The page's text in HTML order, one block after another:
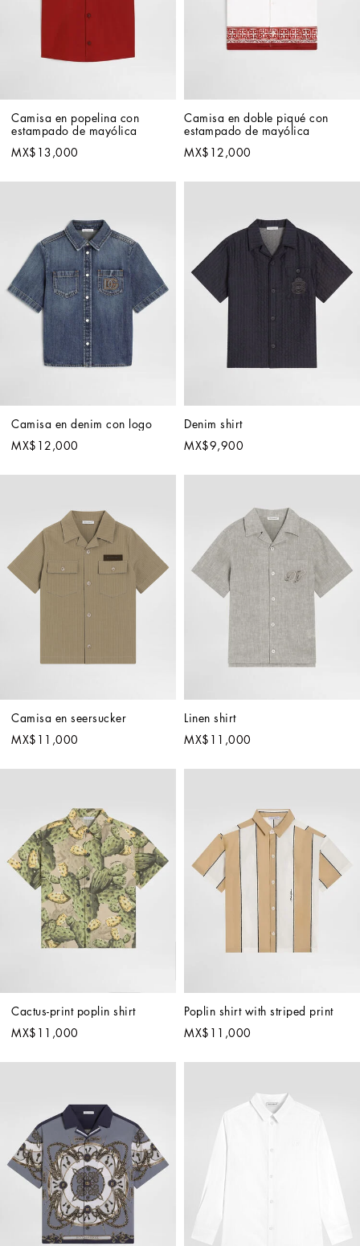
Camisa en popelina con
estampado de mayólica
MX$13,000
Camisa en doble piqué con
estampado de mayólica
MX$12,000
Camisa en denim con logo
MX$12,000
Denim shirt
MX$9,900
Camisa en seersucker
MX$11,000
Linen shirt
MX$11,000
Cactus-print poplin shirt
MX$11,000
Poplin shirt with striped print
MX$11,000